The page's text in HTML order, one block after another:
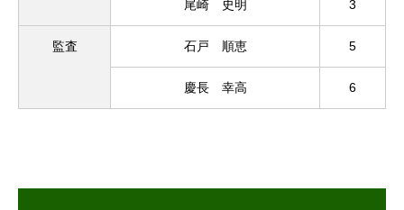
尾崎 史明 3
監査 石戸 順恵 5
慶長 幸高 6